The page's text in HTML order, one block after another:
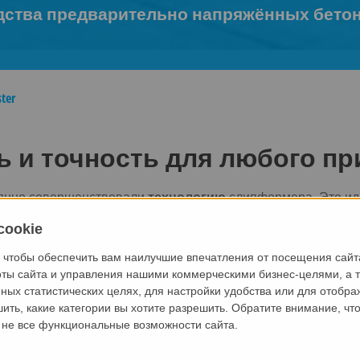
предварительно напряжённых
и точность для любого
совершенствовалитехнологиюслипформера. Это
предварительно напряженных бетонных изделий:
плиты ТТ, ребристые плиты и многое другое.
и производится другой продукт. Модульная концепция
бетонные элементы шириной до 240 см и
обеспечить вам наилучшие впечатления от посещения
сайта и управления нашими коммерческими бизнес-целями, а
статистических целях, для настройки удобства или для
какие категории вы хотите разрешить. Обратите внимание,
все функциональные возможности сайта.